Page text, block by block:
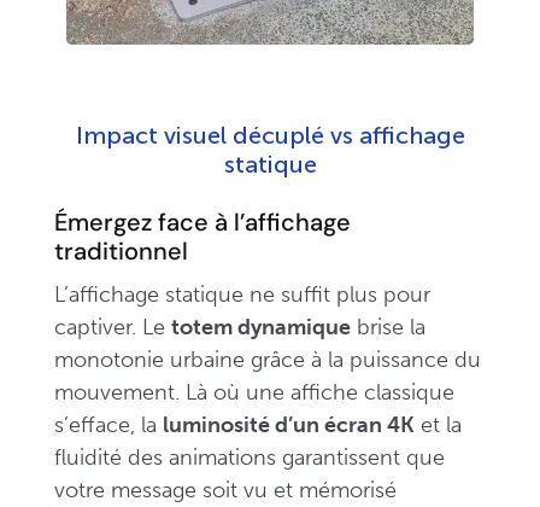
Impact visuel décuplé vs affichage
statique
Émergez face à l’affichage
traditionnel
L’affichage statique ne suffit plus pour
captiver. Le totem dynamiquebrise la
monotonie urbaine grâce à la puissance du
mouvement. Là où une affiche classique
s’efface, la luminosité d’un écran 4K et la
fluidité des animations garantissent que
votre message soit vu et mémorisé